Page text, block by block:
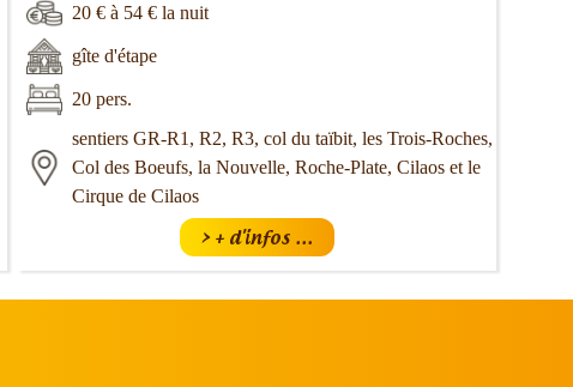
20 € à 54 € la nuit
gîte d'étape
20 pers.
sentiers GR-R1, R2, R3, col du taïbit, les Trois-Roches,
Col des Boeufs, la Nouvelle, Roche-Plate, Cilaos et le
Cirque de Cilaos
> + d'infos ...